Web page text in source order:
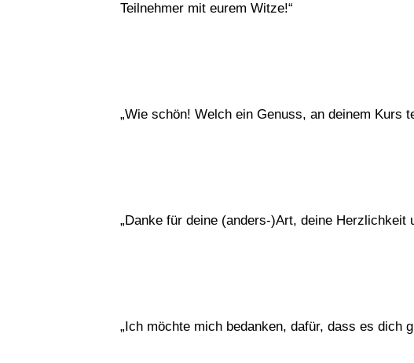
Teilnehmer mit eurem Witze!“
„Wie schön! Welch ein Genuss, an deinem Kurs
„Danke für deine (anders-)Art, deine
„Ich möchte mich bedanken, dafür, dass es dich